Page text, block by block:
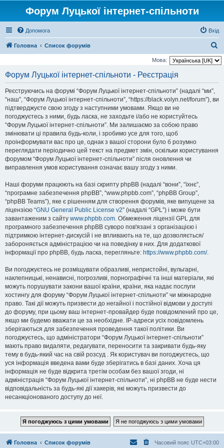
Форум Луцької інтернет-спільноти
Допомога Вхід
Головна Список форумів
о
Мова:
Форум Луцької інтернет-спільноти - Реєстрація
Реєструючись на форумі “Форум Луцької інтернет-спільноти” (надалі “ми”,
“наш”, “Форум Луцької інтернет-спільноти”, “https://black.volyn.net/forum”), ви
підтверджуєте свою згоду з наступними умовами. Якщо ви не
погоджуєтесь з ними, будь ласка, не заходьте і/або не користуйтесь
“Форум Луцької інтернет-спільноти”. Ми залишаємо за собою право
змінювати ці правила будь-коли, і зробимо усе для того, щоб
проінформувати вас про це, однак з вашої сторони було б розумно
переглядати періодично цей текст на предмет змін, оскільки користування
форумом “Форум Луцької інтернет-спільноти” після оновлення чи
виправлення умов користування означає вашу згоду з ними.
Наші форуми працюють на базі скрипту phpBB (надалі “вони”, “їхнє”,
“програмне забезпечення phpBB”, “www.phpbb.com”, “phpBB Group”,
“phpBB Teams”), яке є рішенням для створення форумів, яке випущене за
ліцензією “GNU General Public License v2” (надалі “GPL”) і може бути
завантаженим з сайту www.phpbb.com. Обмеження ліцензії GPL для
програмного забезпечення phpBB суворо пов'язані з організацією і
підтримкою інтернет-дискусій і не впливають на те, що дозволяється/
забороняється адміністрацією чи на поведінку в них. Для додаткової
інформації про phpBB, будь ласка, перегляньте: https://www.phpbb.com/.
Ви погоджуєтесь не розміщувати образливі, непристойні, вульгарні,
наклепницькі, ненависні, погрозливі, порнографічні та інші матеріали, які
можуть порушувати закони вашої країни, країни, яка надає послуги
хостингу для форуму “Форум Луцької інтернет-спільноти” чи міжнародне
право. Такі дії можуть призвести до негайної і постійної відмови у доступі
до форуму, при цьому ваш інтернет-провайдер буде повідомлений про це,
якщо ми будемо вважати це за необхідне. IP-адреси усіх повідомлень
зберігаються для забезпечення проведення такої політики. Ви
погоджуєтесь, що адміністратори “Форум Луцької інтернет-спільноти”
мають право видаляти, редагувати, переносити та закривати будь-яку
тему в будь-який час на свій розсуд . Як користувач ви погоджуєтесь, що
уся інформація введена вами буде зберігатись в базі даних. Хоча ця
інформація не буде відкрита третім особам без вашої згоди, ні
адміністрація “Форум Луцької інтернет-спільноти”, ні phpBB не буде нести
відповідальність за будь-які дії хакерів, які можуть призвести до
несанкціонованого доступу до неї.
Головна Список форумів Часовий пояс UTC+03:00